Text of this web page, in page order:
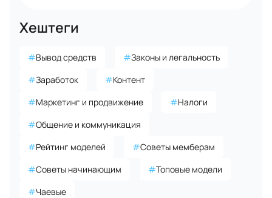
Хештеги
#Вывод средств #Законы и легальность
#Заработок #Контент
#Маркетинг и продвижение #Налоги
#Общение и коммуникация
#Рейтинг моделей #Советы мемберам
#Советы начинающим #Топовые модели
#Чаевые